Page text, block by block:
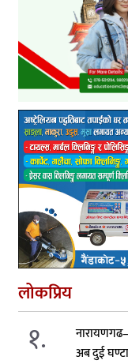
लोकप्रिय
१.
अब दुई